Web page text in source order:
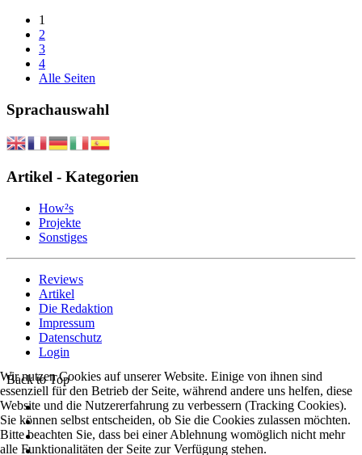
1
2
3
4
Alle Seiten
Sprachauswahl
Artikel - Kategorien
How²s
Projekte
Sonstiges
Reviews
Artikel
Die Redaktion
Impressum
Datenschutz
Login
Back to Top
Wir nutzen Cookies auf unserer Website. Einige von ihnen sind
essenziell für den Betrieb der Seite, während andere uns helfen, diese
Website und die Nutzererfahrung zu verbessern (Tracking Cookies).
Sie können selbst entscheiden, ob Sie die Cookies zulassen möchten.
Bitte beachten Sie, dass bei einer Ablehnung womöglich nicht mehr
alle Funktionalitäten der Seite zur Verfügung stehen.